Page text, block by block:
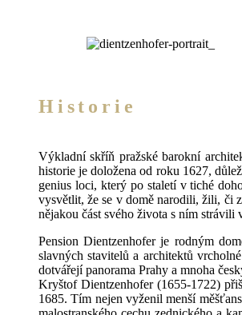
Historie
Výkladní skříň pražské barokní
historie je doložena od roku 1627,
genius loci, který po staletí v tiché
vysvětlit, že se v domě narodili, žili, či
nějakou část svého života s ním
Pension Dientzenhofer je rodným
slavných stavitelů a architektů
dotvářejí panorama Prahy a mnoha
Kryštof Dientzenhofer (1655-1722)
1685. Tím nejen vyženil menší